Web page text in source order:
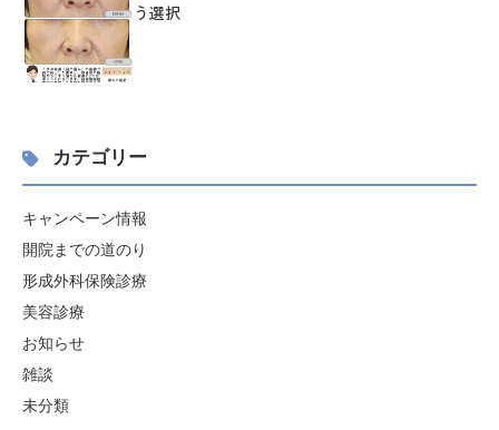
う選択
カテゴリー
キャンペーン情報
開院までの道のり
形成外科保険診療
美容診療
お知らせ
雑談
未分類